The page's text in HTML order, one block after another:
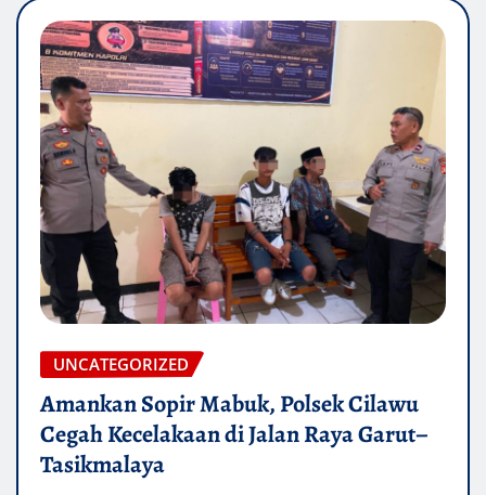
UNCATEGORIZED
Amankan Sopir Mabuk, Polsek Cilawu
Cegah Kecelakaan di Jalan Raya Garut–
Tasikmalaya